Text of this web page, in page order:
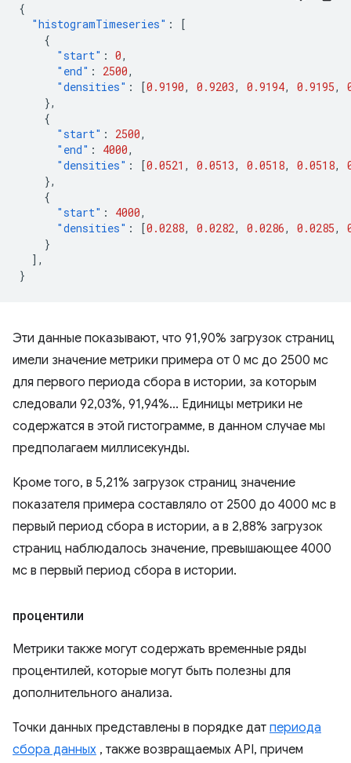
{
"histogramTimeseries" :
[
{
"start" : 0,
"end" : 2500,
"densities" : [0.9190, 0.9203, 0.9194, 0.9195,
},
{
"start" : 2500,
"end" : 4000,
"densities" : [0.0521 , 0.0513, 0.0518, 0.0518,
},
{
"start" : 4000,
"densities" : [0.0288, 0.0282, 0.0286, 0.0285,
}
],
}
Эти данные показывают, что 91,90% загрузок страниц
имели значение метрики примера от 0 мс до 2500 мс
для первого периода сбора в истории, за которым
следовали 92,03%, 91,94%... Единицы метрики не
содержатся в этой гистограмме, в данном случае мы
предполагаем миллисекунды.
Кроме того, в 5,21% загрузок страниц значение
показателя примера составляло от 2500 до 4000 мс в
первый период сбора в истории, а в 2,88% загрузок
страниц наблюдалось значение, превышающее 4000
мс в первый период сбора в истории.
процентили
Метрики также могут содержать временные ряды
процентилей, которые могут быть полезны для
дополнительного анализа.
Точки данных представлены в порядке дат периода
сбора данных , также возвращаемых API, причем